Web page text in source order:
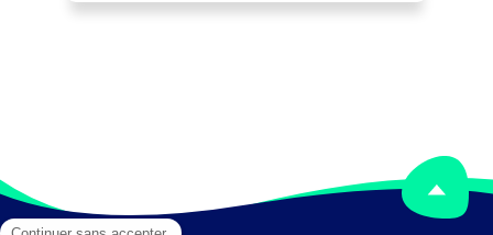
Peut former des personnes dans sa